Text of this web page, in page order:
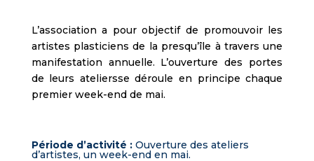
L’association a pour objectif de promouvoir les
artistes plasticiens de la presqu’île à travers une
manifestation annuelle. L’ouverture des portes
de leurs ateliersse déroule en principe chaque
premier week-end de mai.
Période d’activité :Ouverture des ateliers
d’artistes, un week-end en mai.